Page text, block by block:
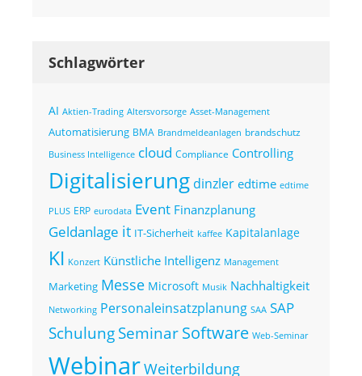
Schlagwörter
AI Aktien-Trading Altersvorsorge Asset-Management
Automatisierung BMA Brandmeldeanlagen brandschutz
Business Intelligence cloud Compliance Controlling
Digitalisierung dinzler edtime edtime
PLUS ERP eurodata Event Finanzplanung
Geldanlage it IT-Sicherheit kaffee Kapitalanlage
KI Konzert Künstliche Intelligenz Management
Marketing Messe Microsoft Musik Nachhaltigkeit
Networking Personaleinsatzplanung SAA SAP
SchulungSeminarSoftware Web-Seminar
WebinarWeiterbildung